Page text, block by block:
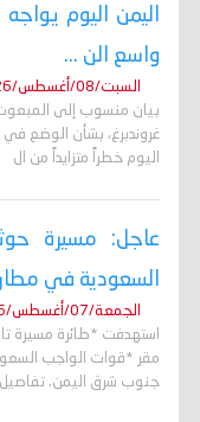
اليمن اليوم
واسع الن ...
السبت/08/أغسطس/2026 - 12:10 ص
بيان منسوب إلى
اليوم خطراً متزايداً من ال
عاجل: مسيرة
السعودية في
الجمعة/07/أغسطس/2026 - 10:43 م
استهدفت *طائرة مسيرة
مقر *قوات الواجب
جنوب شرق اليمن. تفاصيل ا